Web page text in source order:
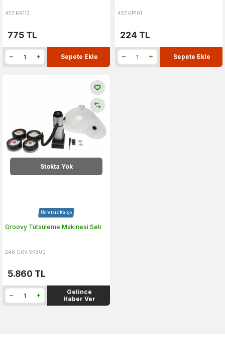
457.KR112
775 TL
Sepete Ekle
457.KP101
224 TL
Sepete Ekle
Stokta Yok
Ücretsiz Kargo
Groovy Tütsüleme Makinesi Seti
246.GRV.SK300
5.860 TL
Gelince
Haber Ver